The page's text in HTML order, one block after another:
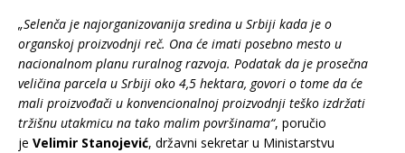
„Selenča je najorganizovanija sredina u Srbiji kada je o
organskoj proizvodnji reč. Ona će imati posebno mesto u
nacionalnom planu ruralnog razvoja. Podatak da je prosečna
veličina parcela u Srbiji oko 4,5 hektara, govori o tome da će
mali proizvođači u konvencionalnoj proizvodnji teško izdržati
tržišnu utakmicu na tako malim površinama“, poručio
je Velimir Stanojević, državni sekretar u Ministarstvu